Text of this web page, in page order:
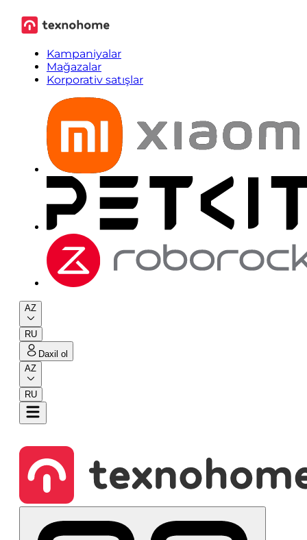
Kampaniyalar
Mağazalar
Korporativ satışlar
AZ
RU
Daxil ol
AZ
RU